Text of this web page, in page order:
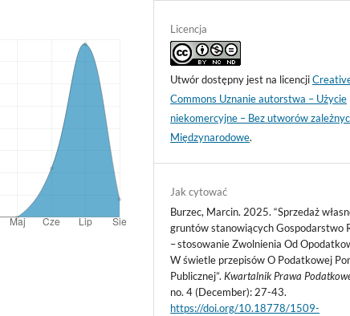
Licencja
Utwór dostępny jest na licencji
Commons Uznanie autorstwa – Użycie
niekomercyjne – Bez utworów
Międzynarodowe.
Jak cytować
Burzec, Marcin. 2025. “Sprzedaż
gruntów stanowiących Gospodarstwo
– stosowanie Zwolnienia Od
W świetle przepisów O Podatkowej
Publicznej”. Kwartalnik Prawa
no. 4 (December): 27-43.
https://doi.org/10.18778/1509-